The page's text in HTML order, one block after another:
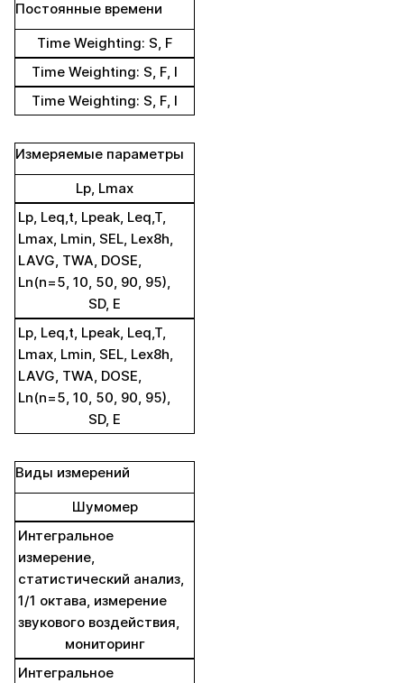
Постоянные времени
Time Weighting: S, F
Time Weighting: S, F, I
Time Weighting: S, F, I
Измеряемые параметры
Lp, Lmax
Lp, Leq,t, Lpeak, Leq,T,
Lmax, Lmin, SEL, Lex8h,
LAVG, TWA, DOSE,
Ln(n=5, 10, 50, 90, 95),
SD, E
Lp, Leq,t, Lpeak, Leq,T,
Lmax, Lmin, SEL, Lex8h,
LAVG, TWA, DOSE,
Ln(n=5, 10, 50, 90, 95),
SD, E
Виды измерений
Шумомер
Интегральное
измерение,
статистический анализ,
1/1 октава, измерение
звукового воздействия,
мониторинг
Интегральное